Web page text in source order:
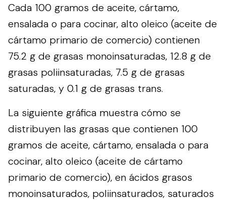
Cada 100 gramos de aceite, cártamo,
ensalada o para cocinar, alto oleico (aceite de
cártamo primario de comercio) contienen
75.2 g de grasas monoinsaturadas, 12.8 g de
grasas poliinsaturadas, 7.5 g de grasas
saturadas, y 0.1 g de grasas trans.
La siguiente gráfica muestra cómo se
distribuyen las grasas que contienen 100
gramos de aceite, cártamo, ensalada o para
cocinar, alto oleico (aceite de cártamo
primario de comercio), en ácidos grasos
monoinsaturados, poliinsaturados, saturados